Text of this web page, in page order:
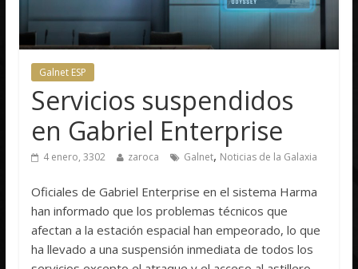
Galnet ESP
Servicios suspendidos
en Gabriel Enterprise
4 enero, 3302 zaroca Galnet, Noticias de la Galaxia
Oficiales de Gabriel Enterprise en el sistema Harma
han informado que los problemas técnicos que
afectan a la estación espacial han empeorado, lo que
ha llevado a una suspensión inmediata de todos los